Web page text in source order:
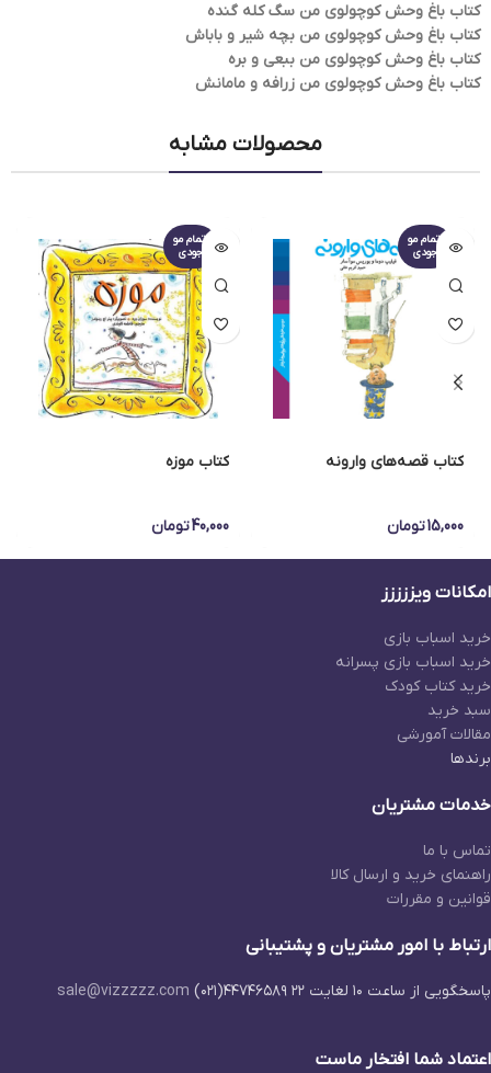
کتاب باغ وحش کوچولوی من سگ کله گنده
کتاب باغ وحش کوچولوی من بچه شیر و باباش
کتاب باغ وحش کوچولوی من ببعی و بره
کتاب باغ وحش کوچولوی من زرافه و مامانش
محصولات مشابه
اتمام مو
جودی
کتاب قصه‌های وارونه
15,000تومان
اتمام مو
جودی
کتاب موزه
40,000تومان
امکانات ویززززز
خرید اسباب بازی
خرید اسباب بازی پسرانه
خرید کتاب کودک
سبد خرید
مقالات آمورشی
برندها
خدمات مشتریان
تماس با ما
راهنمای خرید و ارسال کالا
قوانین و مقررات
ارتباط با امور مشتریان و پشتیبانی
پاسخگویی از ساعت ۱۰ لغایت ۲۲ ۴۴۷۴۶۵۸۹(۰۲۱) sale@vizzzzz.com
اعتماد شما افتخار ماست